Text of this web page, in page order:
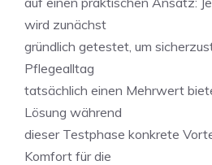
wird zunächst
gründlich getestet, um
Pflegealltag
tatsächlich einen Mehrwert
Lösung während
dieser Testphase konkrete
Komfort für die